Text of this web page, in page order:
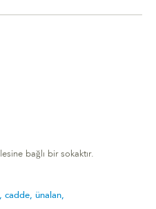
bağlı bir sokaktır.
cadde, ünalan,